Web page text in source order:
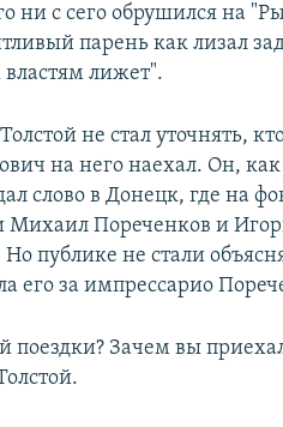
ни с сего обрушился на
парень как лизал
лижет".
не стал уточнять,
на него наехал. Он,
слово в Донецк, где на
Михаил Пореченков и
публике не стали
его за импрессарио
поездки? Зачем вы